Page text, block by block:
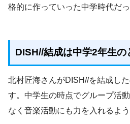
格的に作っていった中学時代だっ
DISH//結成は中学2年生の
北村匠海さんがDISH//を結成し
す。中学生の時点でグループ活
なく音楽活動にも力を入れるよう